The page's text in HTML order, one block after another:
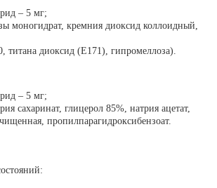
– 5 мг;
моногидрат, кремния диоксид коллоидный,
титана диоксид (Е171), гипромеллоза).
– 5 мг;
сахаринат, глицерол 85%, натрия ацетат,
пропилпарагидроксибензоат.